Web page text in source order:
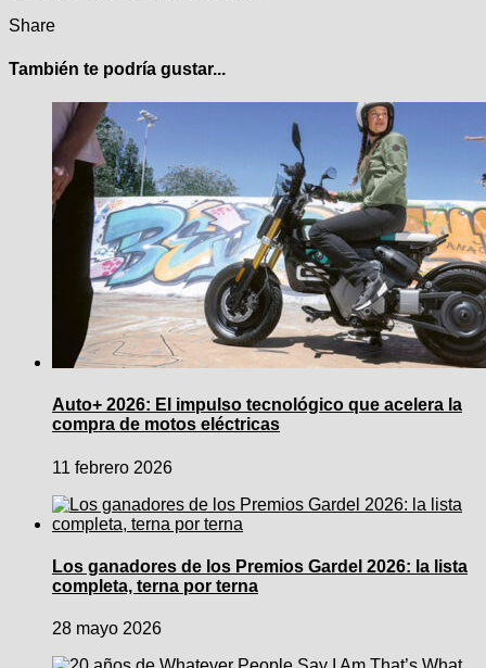
Share
También te podría gustar...
Auto+ 2026: El impulso tecnológico que acelera la
compra de motos eléctricas
11 febrero 2026
Los ganadores de los Premios Gardel 2026: la lista
completa, terna por terna
28 mayo 2026